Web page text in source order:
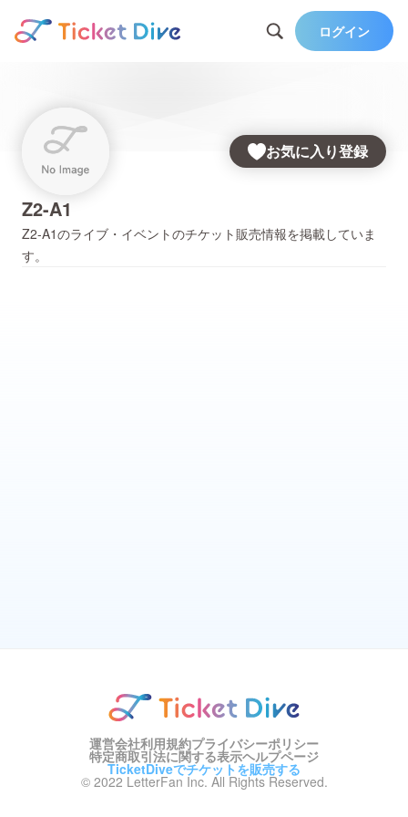
ログイン
お気に入り登録
Z2-A1
Z2-A1のライブ・イベントのチケット販売情報を掲載していま
す。
運営会社利用規約プライバシーポリシー
特定商取引法に関する表示ヘルプページ
TicketDiveでチケットを販売する
© 2022 LetterFan Inc. All Rights Reserved.